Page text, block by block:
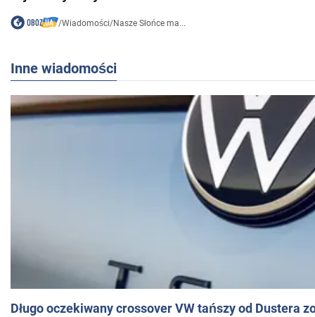
/Wiadomości/Nasze Słońce ma...
Inne wiadomości
Długo oczekiwany crossover VW tańszy od Dustera